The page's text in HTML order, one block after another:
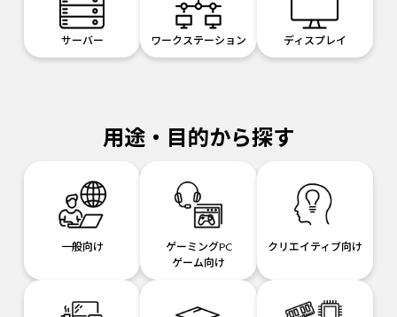
サーバー ワークステーション ディスプレイ
用途・目的から探す
一般向け
ゲーミングPC
ゲーム向け
クリエイティブ向け